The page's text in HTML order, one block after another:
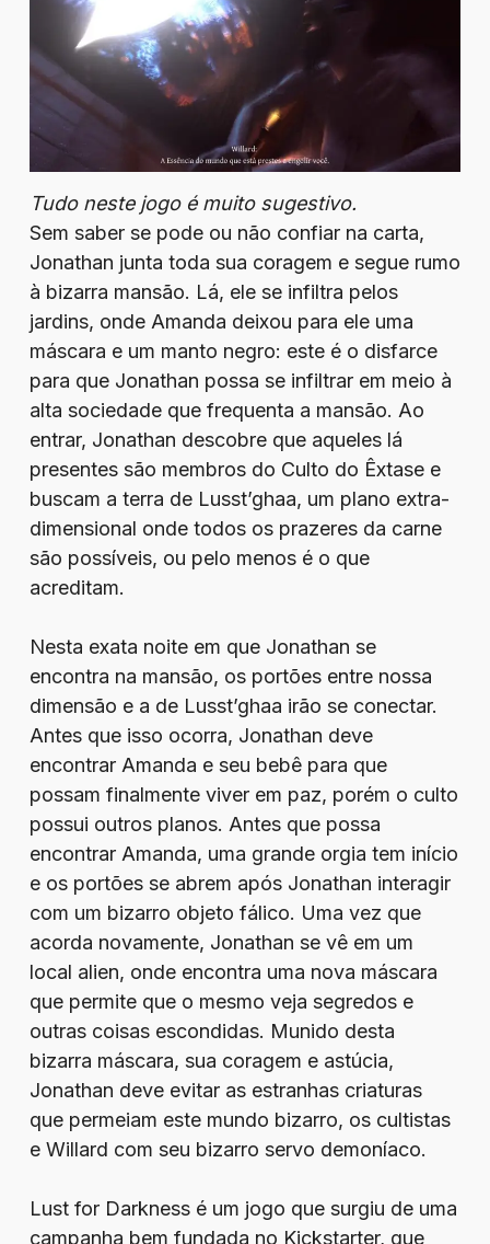
Tudo neste jogo é muito sugestivo.
Sem saber se pode ou não confiar na carta,
Jonathan junta toda sua coragem e segue rumo
à bizarra mansão. Lá, ele se infiltra pelos
jardins, onde Amanda deixou para ele uma
máscara e um manto negro: este é o disfarce
para que Jonathan possa se infiltrar em meio à
alta sociedade que frequenta a mansão. Ao
entrar, Jonathan descobre que aqueles lá
presentes são membros do Culto do Êxtase e
buscam a terra de Lusst’ghaa, um plano extra-
dimensional onde todos os prazeres da carne
são possíveis, ou pelo menos é o que
acreditam.
Nesta exata noite em que Jonathan se
encontra na mansão, os portões entre nossa
dimensão e a de Lusst’ghaa irão se conectar.
Antes que isso ocorra, Jonathan deve
encontrar Amanda e seu bebê para que
possam finalmente viver em paz, porém o culto
possui outros planos. Antes que possa
encontrar Amanda, uma grande orgia tem início
e os portões se abrem após Jonathan interagir
com um bizarro objeto fálico. Uma vez que
acorda novamente, Jonathan se vê em um
local alien, onde encontra uma nova máscara
que permite que o mesmo veja segredos e
outras coisas escondidas. Munido desta
bizarra máscara, sua coragem e astúcia,
Jonathan deve evitar as estranhas criaturas
que permeiam este mundo bizarro, os cultistas
e Willard com seu bizarro servo demoníaco.
Lust for Darkness é um jogo que surgiu de uma
campanha bem fundada no Kickstarter, que